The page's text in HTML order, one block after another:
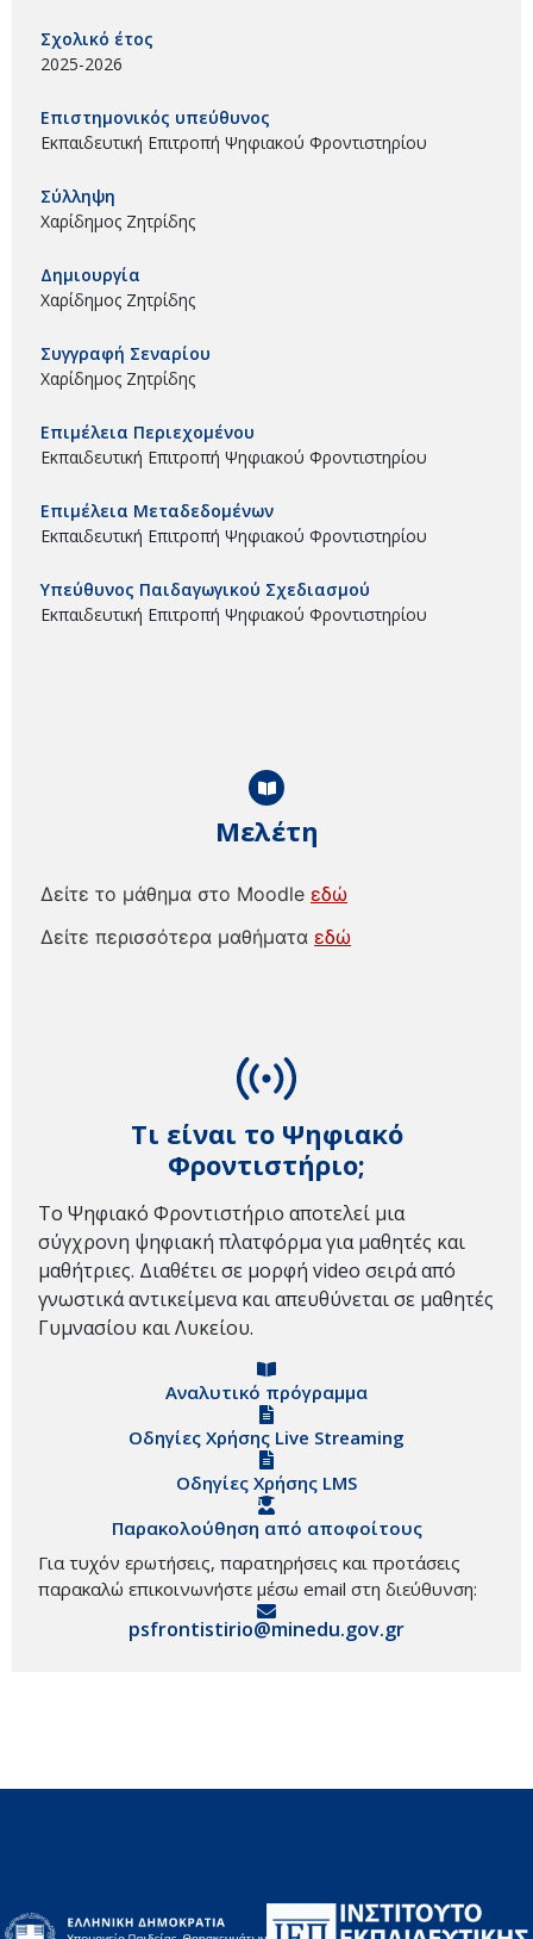
Τι είναι το Ψηφιακό
Φροντιστήριο;
Το Ψηφιακό Φροντιστήριο αποτελεί μια
σύγχρονη ψηφιακή πλατφόρμα για μαθητές και
μαθήτριες. Διαθέτει σε μορφή video σειρά από
γνωστικά αντικείμενα και απευθύνεται σε μαθητές
Γυμνασίου και Λυκείου.
Αναλυτικό πρόγραμμα
Οδηγίες Χρήσης Live Streaming
Οδηγίες Χρήσης LMS
Παρακολούθηση από αποφοίτους
Για τυχόν ερωτήσεις, παρατηρήσεις και προτάσεις
παρακαλώ επικοινωνήστε μέσω email στη διεύθυνση:
psfrontistirio@minedu.gov.gr
Μελέτη
Δείτε το μάθημα στο Moodle εδώ
Δείτε περισσότερα μαθήματα εδώ
Σχολικό έτος
2025-2026
Επιστημονικός υπεύθυνος
Εκπαιδευτική Επιτροπή Ψηφιακού Φροντιστηρίου
Σύλληψη
Χαρίδημος Ζητρίδης
Δημιουργία
Χαρίδημος Ζητρίδης
Συγγραφή Σεναρίου
Χαρίδημος Ζητρίδης
Επιμέλεια Περιεχομένου
Εκπαιδευτική Επιτροπή Ψηφιακού Φροντιστηρίου
Επιμέλεια Μεταδεδομένων
Εκπαιδευτική Επιτροπή Ψηφιακού Φροντιστηρίου
Υπεύθυνος Παιδαγωγικού Σχεδιασμού
Εκπαιδευτική Επιτροπή Ψηφιακού Φροντιστηρίου